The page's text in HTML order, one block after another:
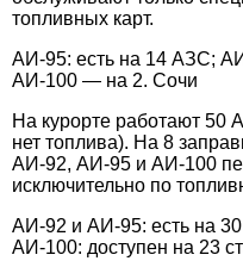
топливных карт.
АИ-95: есть на 14 АЗС;
АИ-100 — на 2. Сочи
На курорте работают 50
нет топлива). На 8
АИ-92, АИ-95 и АИ-100
исключительно по
АИ-92 и АИ-95: есть на
АИ-100: доступен на 23